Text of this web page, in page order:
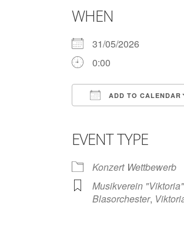
WHEN
31/05/2026
0:00
ADD TO CALENDAR
EVENT TYPE
Konzert Wettbewerb
Musikverein
Blasorchester,